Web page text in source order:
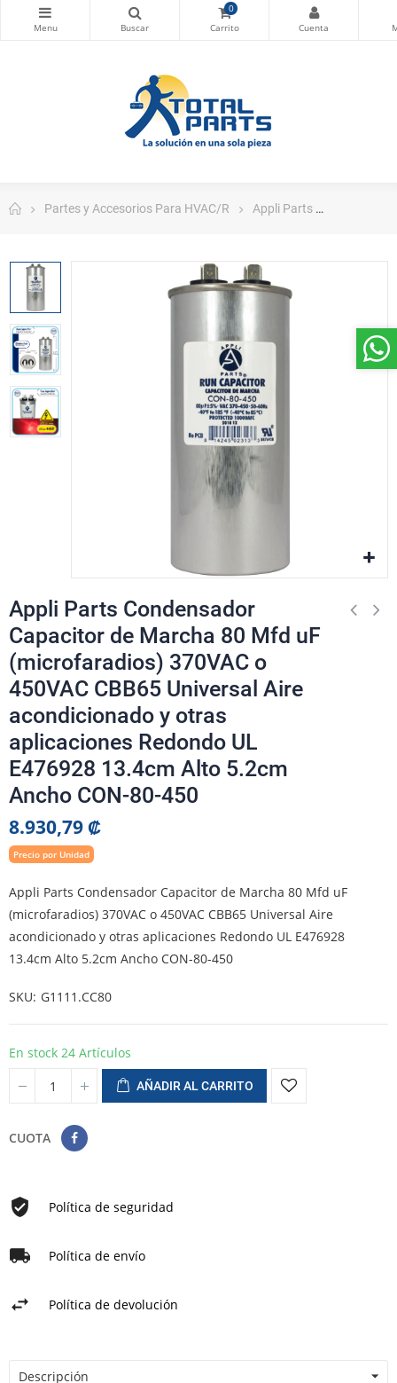
0
Partes y Accesorios Para HVAC/R Appli Parts
Appli Parts Condensador
Capacitor de Marcha 80 Mfd uF
(microfaradios) 370VAC o
450VAC CBB65 Universal Aire
acondicionado y otras
aplicaciones Redondo UL
E476928 13.4cm Alto 5.2cm
Ancho CON-80-450
8.930,79 ₡
Precio por Unidad
Appli Parts Condensador Capacitor de Marcha 80 Mfd uF
(microfaradios) 370VAC o 450VAC CBB65 Universal Aire
acondicionado y otras aplicaciones Redondo UL E476928
13.4cm Alto 5.2cm Ancho CON-80-450
SKU G1111.CC80
En stock 24 Artículos
AÑADIR AL CARRITO
CUOTA
Política de seguridad
Política de envío
Política de devolución
Descripción